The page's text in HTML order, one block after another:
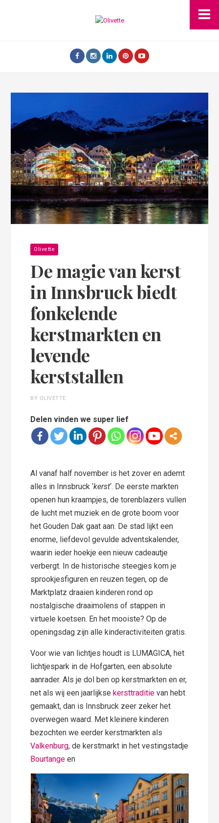
Olivette
De magie van kerst
in Innsbruck biedt
fonkelende
kerstmarkten en
levende
kerststallen
BY OLIVETTE
Delen vinden we super lief
Al vanaf half november is het zover en ademt
alles in Innsbruck ‘kerst‘. De eerste markten
openen hun kraampjes, de torenblazers vullen
de lucht met muziek en de grote boom voor
het Gouden Dak gaat aan. De stad lijkt een
enorme, liefdevol gevulde adventskalender,
waarin ieder hoekje een nieuw cadeautje
verbergt. In de historische steegjes kom je
sprookjesfiguren en reuzen tegen, op de
Marktplatz draaien kinderen rond op
nostalgische draaimolens of stappen in
virtuele koetsen. En het mooiste? Op de
openingsdag zijn alle kinderactiviteiten gratis.
Voor wie van lichtjes houdt is LUMAGICA, het
lichtjespark in de Hofgarten, een absolute
aanrader. Als je dol ben op kerstmarkten en er,
net als wij een jaarlijkse kersttraditie van hebt
gemaakt, dan is Innsbruck zeer zeker het
overwegen waard. Met kleinere kinderen
bezochten we eerder kerstmarkten als
Valkenburg, de kerstmarkt in het vestingstadje
Bourtange en